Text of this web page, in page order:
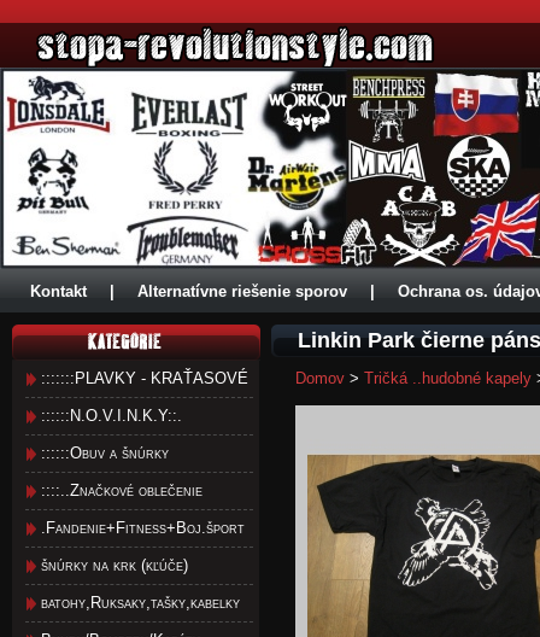
Kontakt Alternatívne riešenie sporov Ochrana os.
:::::::PLAVKY - KRAŤASOVÉ
::::::N.O.V.I.N.K.Y::.
::::::Obuv a šnúrky
::::..Značkové oblečenie
.Fandenie+Fitness+Boj.šport
šnúrky na krk (kľúče)
batohy,Ruksaky,tašky,kabelky
Linkin Park čierne
Domov > Tričká ..hudobné kapely